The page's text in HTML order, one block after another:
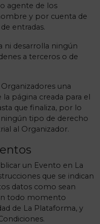
agente de los
y por cuenta de
entradas.
ni desarrolla ningún
a terceros o de
una
página creada para el
que finaliza, por lo
tipo de derecho
al Organizador.
un Evento en La
que se indican
datos como sean
todo momento
de La Plataforma, y